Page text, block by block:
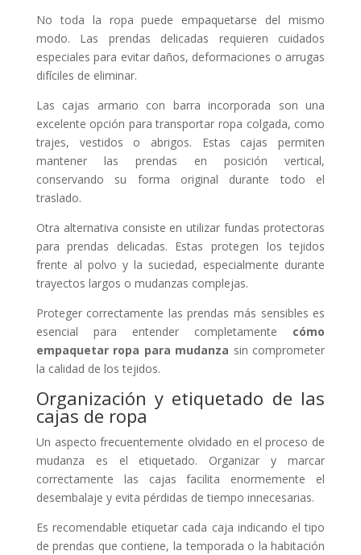
No toda la ropa puede empaquetarse del mismo
modo. Las prendas delicadas requieren cuidados
especiales para evitar daños, deformaciones o arrugas
difíciles de eliminar.
Las cajas armario con barra incorporada son una
excelente opción para transportar ropa colgada, como
trajes, vestidos o abrigos. Estas cajas permiten
mantener las prendas en posición vertical,
conservando su forma original durante todo el
traslado.
Otra alternativa consiste en utilizar fundas protectoras
para prendas delicadas. Estas protegen los tejidos
frente al polvo y la suciedad, especialmente durante
trayectos largos o mudanzas complejas.
Proteger correctamente las prendas más sensibles es
esencial para entender completamente cómo
empaquetar ropa para mudanza sin comprometer
la calidad de los tejidos.
Organización y etiquetado de las
cajas de ropa
Un aspecto frecuentemente olvidado en el proceso de
mudanza es el etiquetado. Organizar y marcar
correctamente las cajas facilita enormemente el
desembalaje y evita pérdidas de tiempo innecesarias.
Es recomendable etiquetar cada caja indicando el tipo
de prendas que contiene, la temporada o la habitación